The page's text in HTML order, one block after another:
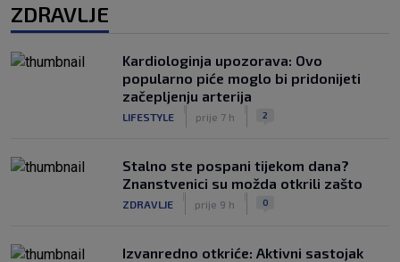
ZDRAVLJE
Kardiologinja upozorava: Ovo
popularno piće moglo bi pridonijeti
začepljenju arterija
LIFESTYLE prije 7 h 2
Stalno ste pospani tijekom dana?
Znanstvenici su možda otkrili zašto
ZDRAVLJE prije 9 h 0
Izvanredno otkriće: Aktivni sastojak